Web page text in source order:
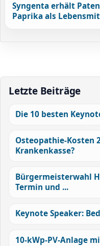
Syngenta erhält
Paprika als
Letzte Beiträge
Die 10 besten
Osteopathie-Kosten
Krankenkasse?
Bürgermeisterwahl
Termin und ...
Keynote Speaker:
10-kWp-PV-Anlage